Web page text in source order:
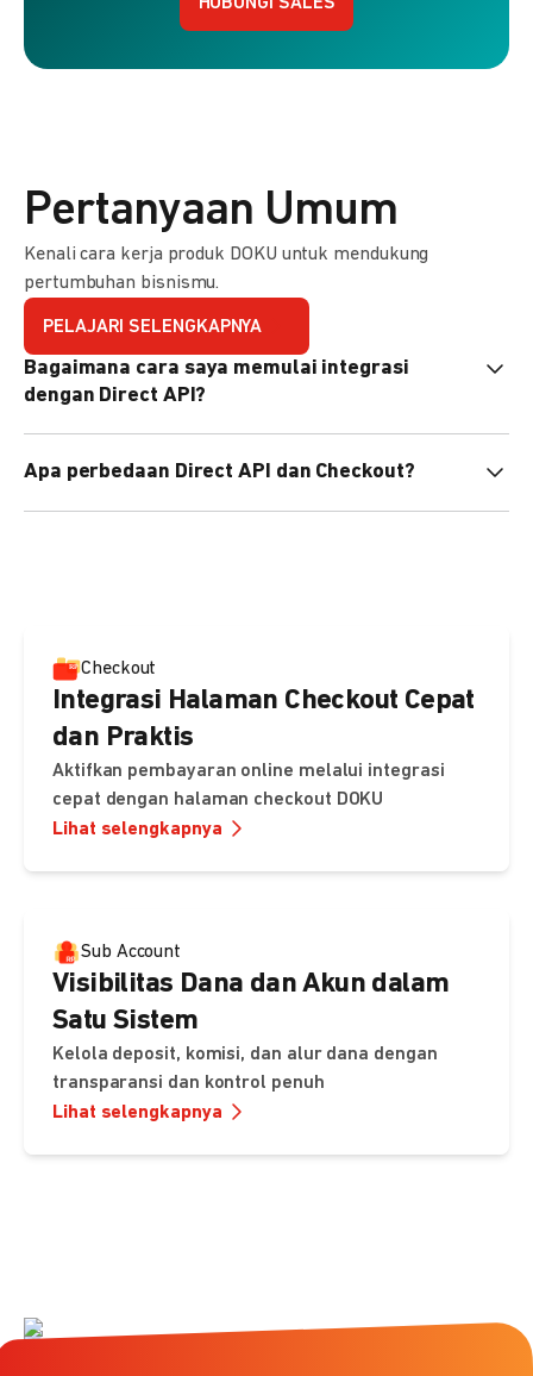
HUBUNGI SALES
Pertanyaan Umum
Kenali cara kerja produk DOKU untuk mendukung
pertumbuhan bisnismu.
PELAJARI SELENGKAPNYA
Bagaimana cara saya memulai integrasi
dengan Direct API?
pemrograman untuk membantu integrasi Anda. Pelajari
Apa perbedaan Direct API dan Checkout?
Checkout
Integrasi Halaman Checkout Cepat
dan Praktis
Aktifkan pembayaran online melalui integrasi
cepat dengan halaman checkout DOKU
Lihat selengkapnya
Sub Account
Visibilitas Dana dan Akun dalam
Satu Sistem
Kelola deposit, komisi, dan alur dana dengan
transparansi dan kontrol penuh
Lihat selengkapnya